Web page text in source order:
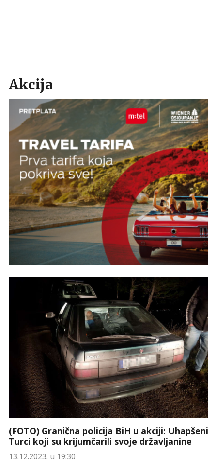
Akcija
(FOTO) Granična policija BiH u akciji: Uhapšeni
Turci koji su krijumčarili svoje državljanine
13.12.2023. u 19:30